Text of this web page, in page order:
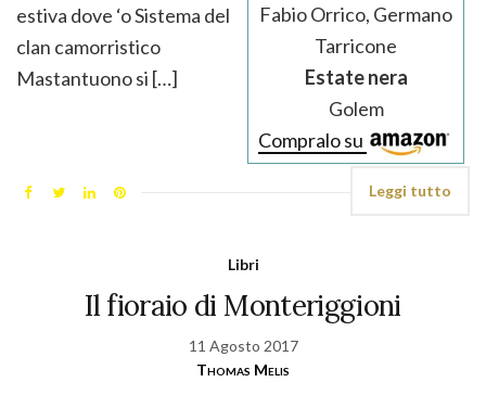
Fabio Orrico, Germano
Tarricone
Estate nera
Golem
Compralo su
estiva dove ‘o Sistema del
clan camorristico
Mastantuono si […]
Leggi tutto
Libri
Il fioraio di Monteriggioni
11 Agosto 2017
Thomas Melis